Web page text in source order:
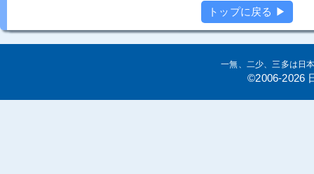
トップに戻る ▶
一無、二少、三多は日
©2006-2026